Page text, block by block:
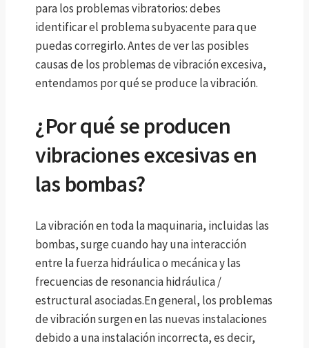
para los problemas vibratorios: debes
identificar el problema subyacente para que
puedas corregirlo. Antes de ver las posibles
causas de los problemas de vibración excesiva,
entendamos por qué se produce la vibración.
¿Por qué se producen
vibraciones excesivas en
las bombas?
La vibración en toda la maquinaria, incluidas las
bombas, surge cuando hay una interacción
entre la fuerza hidráulica o mecánica y las
frecuencias de resonancia hidráulica /
estructural asociadas.En general, los problemas
de vibración surgen en las nuevas instalaciones
debido a una instalación incorrecta, es decir,